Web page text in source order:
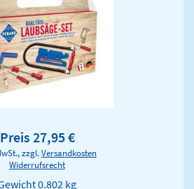
Preis 27,95 €
zzgl.Versandkosten
Widerrufsrecht
0.802 kg